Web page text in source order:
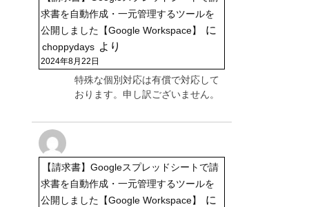
求書を自動作成・一元管理するツールを
公開しました【Google Workspace】
に
choppydays より
2024年8月22日
特殊な個別対応は有償で対応して
おります。申し訳ございません。
【請求書】Googleスプレッドシートで請
求書を自動作成・一元管理するツールを
公開しました【Google Workspace】
に